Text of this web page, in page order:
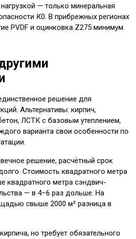
— только минеральная
К0. В прибрежных регионах
PVDF и оцинковка Z275 минимум.
решение для
Альтернативы: кирпич,
ЛСТК с базовым утеплением,
варианта свои особенности по
решение, расчётный срок
Стоимость квадратного метра
квадратного метра сэндвич-
— в 4–6 раз дольше. На
свыше 2000 м² разница в
но требует обязательного